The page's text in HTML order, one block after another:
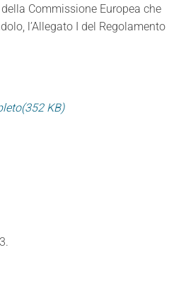
Commissione Europea che
l’Allegato I del Regolamento
(352 KB)
.